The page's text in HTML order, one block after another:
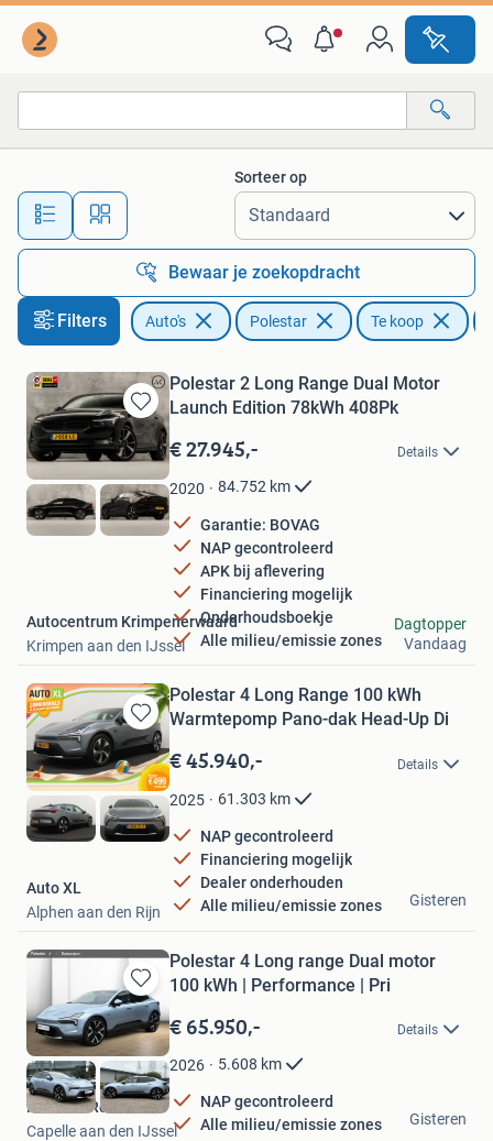
Alle afstanden…
Sorteer op
Bewaar je zoekopdracht
Filters Auto's Polestar Te koop
Bewaren
in
Mijn
Favorieten
Polestar 2 Long Range Dual Motor
Launch Edition 78kWh 408Pk
€ 27.945,- Details
2020 84.752 km
Garantie: BOVAG
NAP gecontroleerd
APK bij aflevering
Financiering mogelijk
Onderhoudsboekje
Alle milieu/emissie zones
Autocentrum Krimpenerwaard
Krimpen aan den IJssel
Dagtopper
Vandaag
Bewaren
in
Mijn
Favorieten
Polestar 4 Long Range 100 kWh
Warmtepomp Pano-dak Head-Up Di
€ 45.940,- Details
2025 61.303 km
NAP gecontroleerd
Financiering mogelijk
Dealer onderhouden
Alle milieu/emissie zones
Auto XL
Alphen aan den Rijn
Gisteren
Bewaren
in
Mijn
Favorieten
Polestar 4 Long range Dual motor
100 kWh | Performance | Pri
€ 65.950,- Details
2026 5.608 km
NAP gecontroleerd
Alle milieu/emissie zones
Polestar Rotterdam
Capelle aan den IJssel
Gisteren